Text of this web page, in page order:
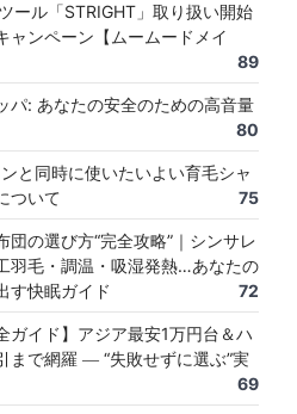
ール「STRIGHT」取り扱い開始
ャンペーン【ムームードメイ
89
パ: あなたの安全のための高音量
80
と同時に使いたいよい育毛シャ
ついて
75
団の選び方“完全攻略”｜シンサレ
羽毛・調温・吸湿発熱…あなたの
す快眠ガイド
72
ガイド】アジア最安1万円台＆ハ
まで網羅 ― “失敗せずに選ぶ”実
69